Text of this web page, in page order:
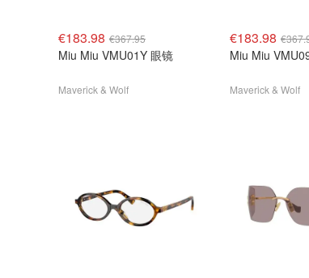
€183.98 €367.95
Miu Miu VMU01Y 眼镜
Maverick & Wolf
€183.98
Miu Miu
Maverick & Wolf